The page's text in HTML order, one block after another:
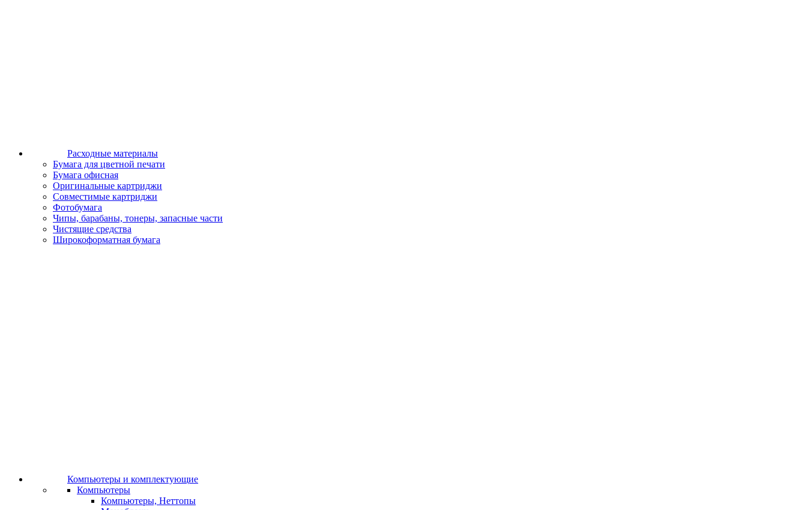
Расходные материалы
Бумага для цветной печати
Бумага офисная
Оригинальные картриджи
Совместимые картриджи
Фотобумага
Чипы, барабаны, тонеры, запасные части
Чистящие средства
Широкоформатная бумага
Компьютеры и комплектующие
Компьютеры
Компьютеры, Неттопы